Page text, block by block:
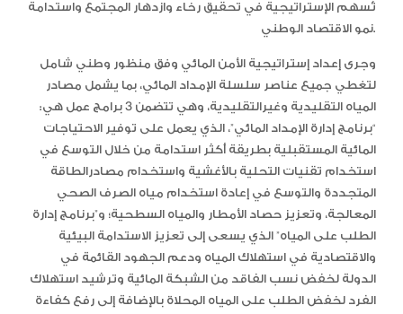
تُسهم الإستراتيجية في تحقيق رخاء وازدهار المجتمع واستدامة
نمو الاقتصاد الوطني.
وجرى إعداد إستراتيجية الأمن المائي وفق منظور وطني شامل
لتغطي جميع عناصر سلسلة الإمداد المائي، بما يشمل مصادر
المياه التقليدية وغيرالتقليدية، وهي تتضمن 3 برامج عمل هي:
“برنامج إدارة الإمداد المائي”، الذي يعمل على توفير الاحتياجات
المائية المستقبلية بطريقة أكثر استدامة من خلال التوسع في
استخدام تقنيات التحلية بالأغشية واستخدام مصادرالطاقة
المتجددة والتوسع في إعادة استخدام مياه الصرف الصحي
المعالجة، وتعزيز حصاد الأمطار والمياه السطحية؛ و”برنامج إدارة
الطلب على المياه” الذي يسعى إلى تعزيز الاستدامة البيئية
والاقتصادية في استهلاك المياه ودعم الجهود القائمة في
الدولة لخفض نسب الفاقد من الشبكة المائية وترشيد استهلاك
الفرد لخفض الطلب على المياه المحلاة بالإضافة إلى رفع كفاءة